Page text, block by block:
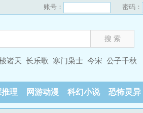
账号： 密码：
诸天 长乐歌 寒门枭士 今宋 公子千秋
理 网游动漫 科幻小说 恐怖灵异